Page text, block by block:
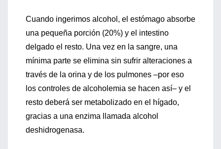
Cuando ingerimos alcohol, el estómago absorbe
una pequeña porción (20%) y el intestino
delgado el resto. Una vez en la sangre, una
mínima parte se elimina sin sufrir alteraciones a
través de la orina y de los pulmones –por eso
los controles de alcoholemia se hacen así– y el
resto deberá ser metabolizado en el hígado,
gracias a una enzima llamada alcohol
deshidrogenasa.